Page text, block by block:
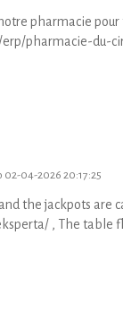
pharmacie
pharmacie-du-
02-04-2026 20:17:25
the jackpots
, The table